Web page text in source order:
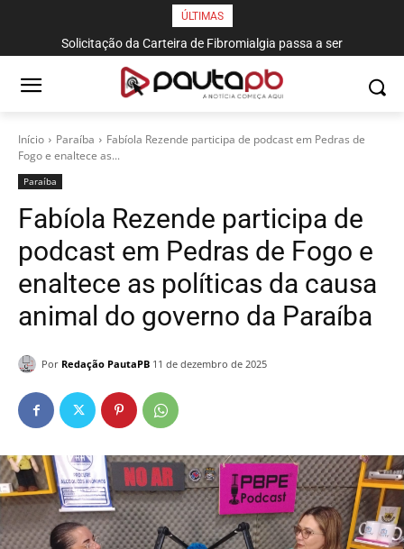
ÚLTIMAS
Solicitação da Carteira de Fibromialgia passa a ser
exclusivamente pelo aplicativo João Pessoa na Palma da Mão
Homem é preso em flagrante com mais de 70 porções de
entorpecentes no Cariri Paraibano
Início Paraí­ba
Fabíola Rezende participa de podcast em Pedras de
Fogo e enaltece as...
Paraí­ba
Fabíola Rezende participa de
podcast em Pedras de Fogo e
enaltece as políticas da causa
animal do governo da Paraíba
Por Redação PautaPB 11 de dezembro de 2025